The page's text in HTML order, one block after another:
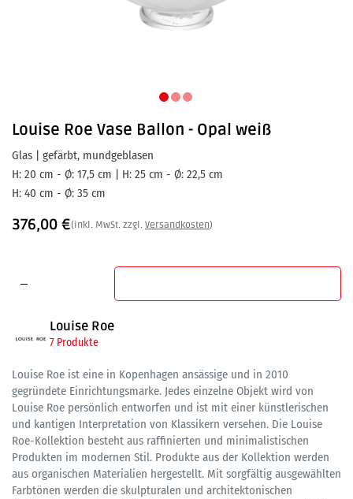
Louise Roe Vase Ballon - Opal weiß
Glas | gefärbt, mundgeblasen
H: 20 cm - Ø: 17,5 cm | H: 25 cm - Ø: 22,5 cm
H: 40 cm - Ø: 35 cm
376,00 €(inkl. MwSt. zzgl. Versandkosten)
Louise Roe
7 Produkte
Louise Roe ist eine in Kopenhagen ansässige und in 2010
gegründete Einrichtungsmarke. Jedes einzelne Objekt wird von
Louise Roe persönlich entworfen und ist mit einer künstlerischen
und kantigen Interpretation von Klassikern versehen. Die Louise
Roe-Kollektion besteht aus raffinierten und minimalistischen
Produkten im modernen Stil. Produkte aus der Kollektion werden
aus organischen Materialien hergestellt. Mit sorgfältig ausgewählten
Farbtönen werden die skulpturalen und architektonischen